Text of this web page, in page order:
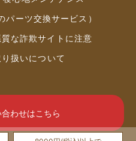
パーツ交換サービス）
質な詐欺サイトに注意
扱いについて
わせはこちら